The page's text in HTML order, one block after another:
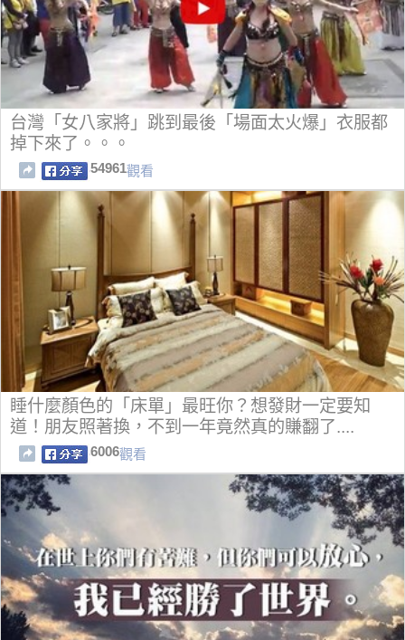
台灣「女八家將」跳到最後「場面太火爆」衣服都
掉下來了。。。
54961觀看
睡什麼顏色的「床單」最旺你？想發財一定要知
道！朋友照著換，不到一年竟然真的賺翻了....
6006觀看